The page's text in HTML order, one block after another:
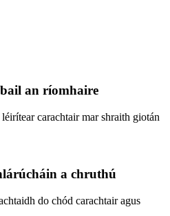
an ríomhaire
carachtair mar shraith giotán
a chruthú
do chód carachtair agus